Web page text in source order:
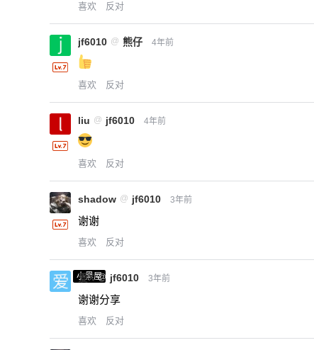
喜欢 反对
jf6010 @ 熊仔 4年前
喜欢 反对
liu @ jf6010 4年前
喜欢 反对
shadow @ jf6010 3年前
谢谢
喜欢 反对
小黑屋
爱X @ jf6010 3年前
谢谢分享
喜欢 反对